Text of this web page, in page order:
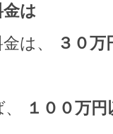
は
は、
３０万
１００万円